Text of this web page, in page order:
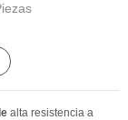
alta resistencia a